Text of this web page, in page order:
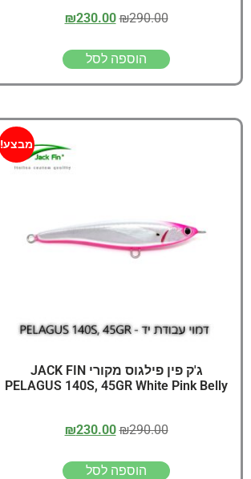
₪290.00
₪230.00
הוספה לסל
מבצע!
ג'ק פין פילגוס מקורי JACK FIN
PELAGUS 140S, 45GR White Pink Belly
₪290.00
₪230.00
הוספה לסל